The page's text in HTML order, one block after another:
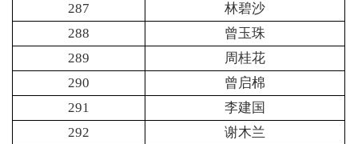
287
林碧沙
288
曾玉珠
289
周桂花
290
曾启棉
291
李建国
292
谢木兰